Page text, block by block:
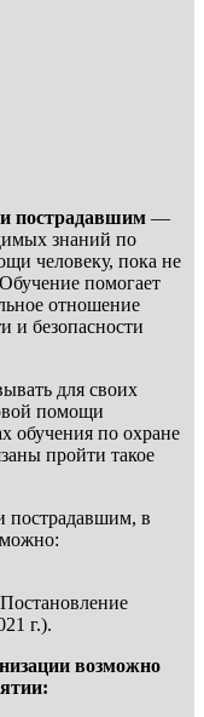
пострадавшим —
знаний по
человеку, пока не
помогает
отношение
и безопасности
для своих
помощи
обучения по охране
пройти такое
пострадавшим, в
можно:
г.).
возможно